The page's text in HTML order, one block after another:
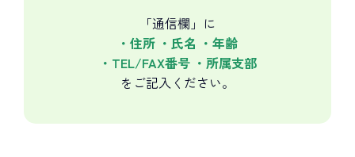
「通信欄」に
・住所 ・氏名 ・年齢
・TEL/FAX番号 ・所属支部
をご記入ください。